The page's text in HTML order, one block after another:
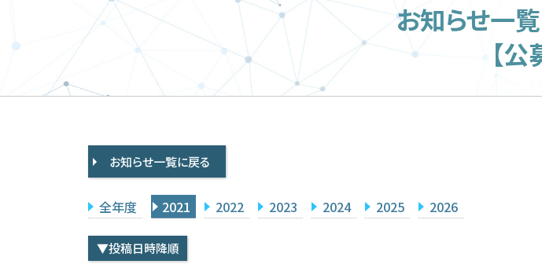
プ
お知らせ一覧
【公
お知らせ一覧に戻る
全年度 2021 2022 2023 2024 2025 2026
▼投稿日時降順